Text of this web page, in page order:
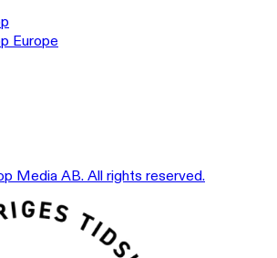
Europe
Media AB. All rights reserved.